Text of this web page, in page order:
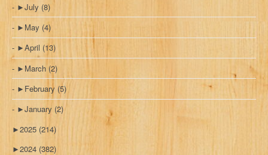
►July (8)
► May (4)
►April (13)
► March(2)
► February (5)
►January (2)
►2025 (214)
►2024 (382)